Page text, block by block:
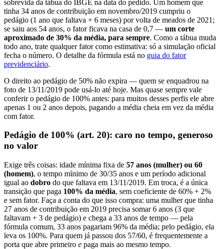
sobrevida da tábua do IBGE na data do pedido. Um homem que
tinha 34 anos de contribuição em novembro/2019 cumpriu o
pedágio (1 ano que faltava + 6 meses) por volta de meados de 2021;
se saiu aos 54 anos, o fator ficava na casa de 0,7 — um corte
aproximado de 30% da média, para sempre. Como a tábua muda
todo ano, trate qualquer fator como estimativa: só a simulação oficial
fecha o número. O detalhe da fórmula está no guia do fator
previdenciário.
O direito ao pedágio de 50% não expira — quem se enquadrou na
foto de 13/11/2019 pode usá-lo até hoje. Mas quase sempre vale
conferir o pedágio de 100% antes: para muitos desses perfis ele abre
apenas 1 ou 2 anos depois, pagando a média cheia em vez da média
com fator.
Pedágio de 100% (art. 20): caro no tempo, generoso
no valor
Exige três coisas: idade mínima fixa de 57 anos (mulher) ou 60
(homem), o tempo mínimo de 30/35 anos e um período adicional
igual ao dobro do que faltava em 13/11/2019. Em troca, é a única
transição que paga 100% da média, sem coeficiente de 60% + 2%
e sem fator. Faça a conta do que isso compra: uma mulher que tinha
27 anos de contribuição em 2019 precisa somar 6 anos (3 que
faltavam + 3 de pedágio) e chega a 33 anos de tempo — pela
fórmula comum, 33 anos pagariam 96% da média; pelo pedágio, ela
leva os 100%. Para quem já passou dos 57/60, é frequentemente a
porta que abre primeiro e paga mais ao mesmo tempo.